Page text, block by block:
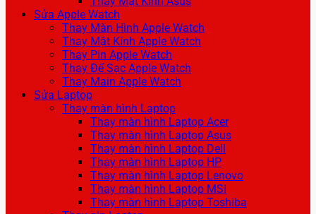
Sửa Apple Watch
Thay Màn Hình Apple Watch
Thay Mặt Kính Apple Watch
Thay Pin Apple Watch
Thay Đế Sạc Apple Watch
Thay Main Apple Watch
Sửa Laptop
Thay màn hình Laptop
Thay màn hình Laptop Acer
Thay màn hình Laptop Asus
Thay màn hình Laptop Dell
Thay màn hình Laptop HP
Thay màn hình Laptop Lenovo
Thay màn hình Laptop MSI
Thay màn hình Laptop Toshiba